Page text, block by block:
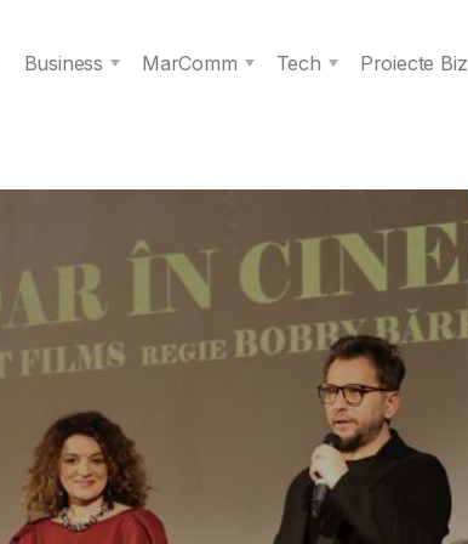
Business MarComm Tech
Proiecte Biz